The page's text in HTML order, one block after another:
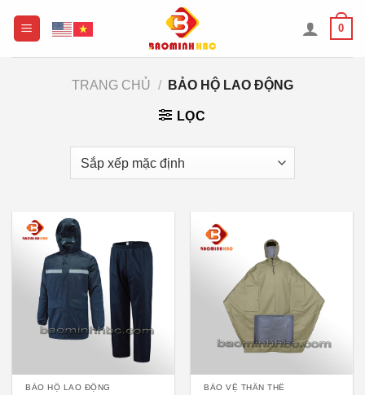
0
TRANG CHỦ / BẢO HỘ LAO ĐỘNG
LỌC
BẢO HỘ LAO ĐỘNG BẢO VỆ THÂN THỂ